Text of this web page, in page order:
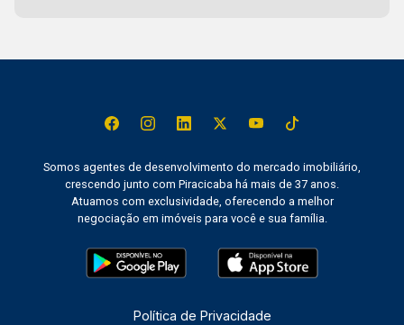
Somos agentes de desenvolvimento do mercado imobiliário,
crescendo junto com Piracicaba há mais de 37 anos.
Atuamos com exclusividade, oferecendo a melhor
negociação em imóveis para você e sua família.
Política de Privacidade